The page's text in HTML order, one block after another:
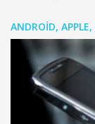
ANDROID, APPLE,